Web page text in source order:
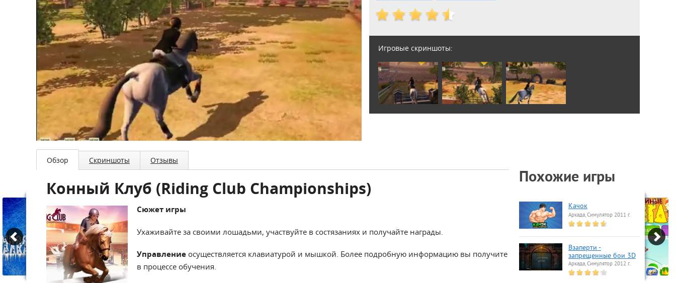
Игровые скриншоты:
Обзор Скриншоты Отзывы
Конный Клуб (Riding Club Championships)
Сюжет игры
Ухаживайте за своими лошадьми, участвуйте в состязаниях и получайте награды.
Управление осуществляется клавиатурой и мышкой. Более подробную информацию вы получите
в процессе обучения.
Похожие игры
Качок
Аркада, Симулятор 2011 г.
Взаперти -
запрещенные бои 3D
Аркада, Симулятор 2012 г.